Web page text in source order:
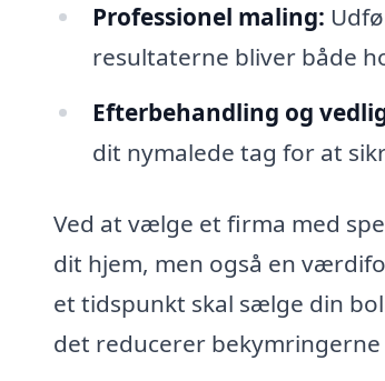
Professionel maling:
resultaterne bliver både
Efterbehandling og
dit nymalede tag for at
Ved at vælge et firma med
dit hjem, men også en
et tidspunkt skal sælge din
det reducerer